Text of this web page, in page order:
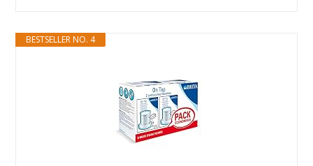
BESTSELLER NO. 4